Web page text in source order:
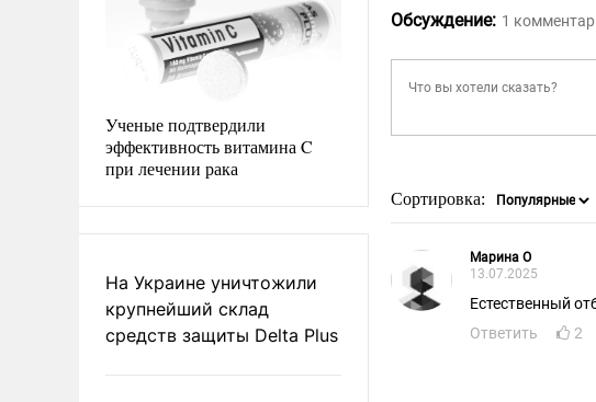
Ученые подтвердили
эффективность витамина C
при лечении рака
На Украине уничтожили
крупнейший склад
средств защиты Delta Plus
Обсуждение: 1
Сортировка:
Марина О
13.07.2025
Естественный
Ответить
2